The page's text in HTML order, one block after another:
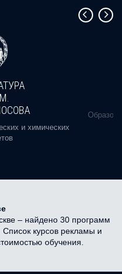
и химических
– найдено 30 программ
курсов рекламы и
обучения.